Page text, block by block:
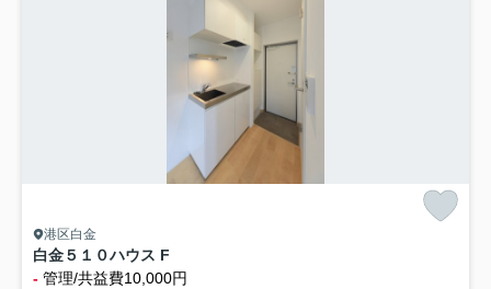
港区白金
白金５１０ハウス F
- 管理/共益費10,000円